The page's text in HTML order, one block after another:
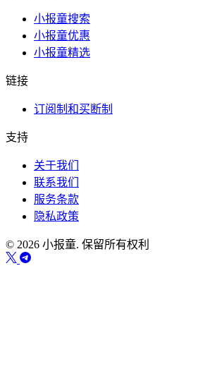
小报童搜索
小报童优惠
小报童精选
链接
订阅制和买断制
支持
关于我们
联系我们
服务条款
隐私政策
© 2026 小报童. 保留所有权利